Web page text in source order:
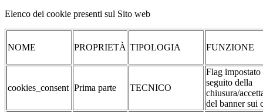
Elenco dei cookie presenti sul Sito web
NOME PROPRIETÀ TIPOLOGIA FUNZIONE
cookies_consent Prima parte TECNICO
Flag impostato
seguito della
chiusura/
del banner sui